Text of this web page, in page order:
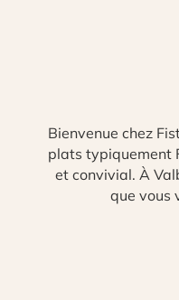
Bienvenue chez
plats typiquement
et convivial. À
que vous